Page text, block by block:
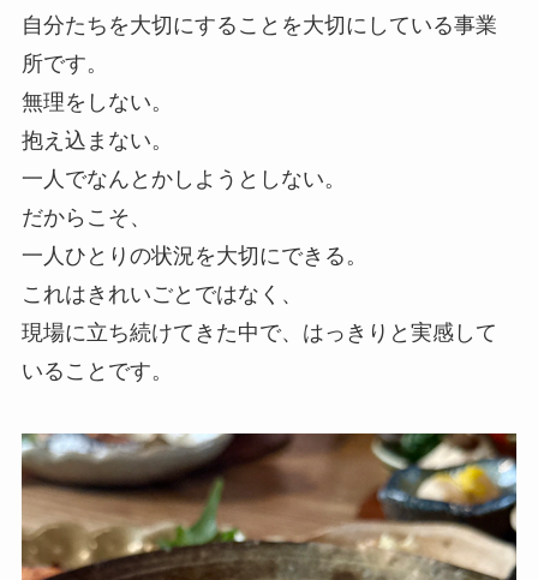
自分たちを大切にすることを大切にしている事業
所です。
無理をしない。
抱え込まない。
一人でなんとかしようとしない。
だからこそ、
一人ひとりの状況を大切にできる。
これはきれいごとではなく、
現場に立ち続けてきた中で、はっきりと実感して
いることです。